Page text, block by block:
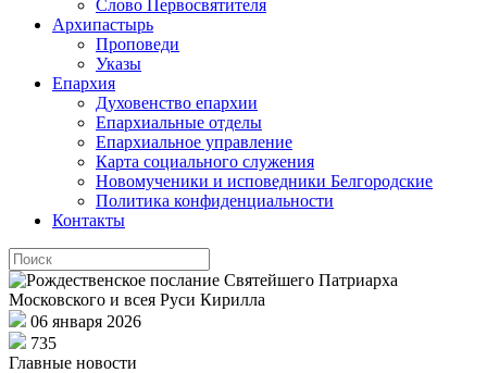
Слово Первосвятителя
Архипастырь
Проповеди
Указы
Епархия
Духовенство епархии
Епархиальные отделы
Епархиальное управление
Карта социального служения
Новомученики и исповедники Белгородские
Политика конфиденциальности
Контакты
06 января 2026
735
Главные новости